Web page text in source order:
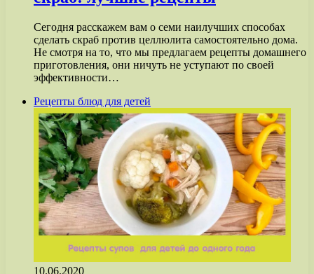
Сегодня расскажем вам о семи наилучших способах
сделать скраб против целлюлита самостоятельно дома.
Не смотря на то, что мы предлагаем рецепты домашнего
приготовления, они ничуть не уступают по своей
эффективности…
Рецепты блюд для детей
10.06.2020